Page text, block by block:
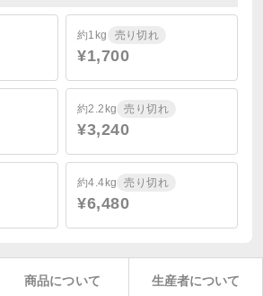
約1kg 売り切れ
¥1,700
約2.2kg 売り切れ
¥3,240
約4.4kg 売り切れ
¥6,480
商品について 生産者について